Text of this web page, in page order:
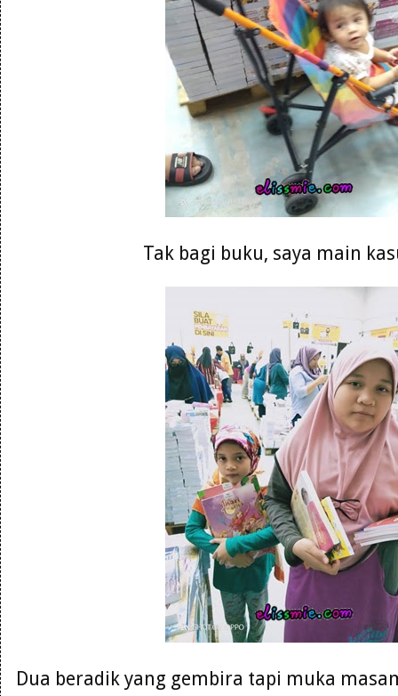
Tak bagi buku, saya main
Dua beradik yang gembira tapi muka